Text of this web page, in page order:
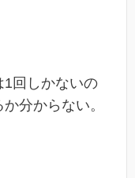
1回しかないの
分からない。